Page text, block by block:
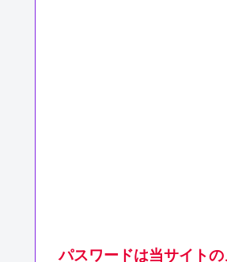
パスワードは当サイト